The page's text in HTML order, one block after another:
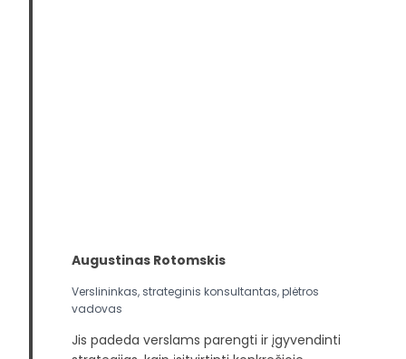
Augustinas Rotomskis
Verslininkas, strateginis konsultantas, plėtros
vadovas
Jis padeda verslams parengti ir įgyvendinti